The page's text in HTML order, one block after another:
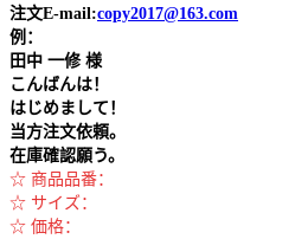
注文E-mail:copy2017@163.com
例：
田中 一修 様
こんばんは！
はじめまして！
当方注文依頼。
在庫確認願う。
☆ 商品品番：
☆ サイズ：
☆ 価格：